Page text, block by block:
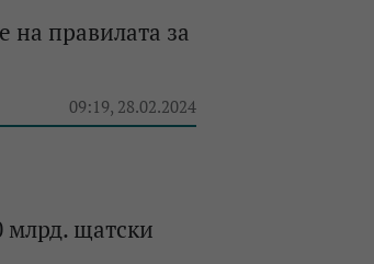
на правилата за
09:19, 28.02.2024
млрд. щатски